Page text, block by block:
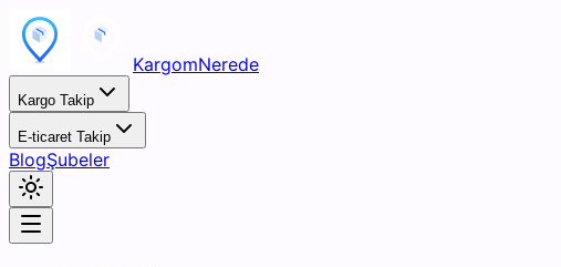
KargomNerede
Kargo Takip
E-ticaret Takip
BlogŞubeler